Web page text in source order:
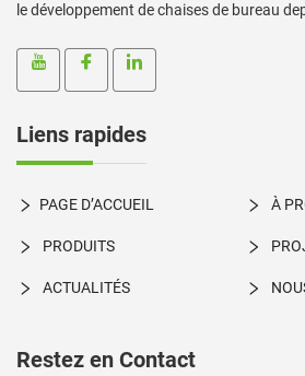
le développement de chaises de bureau
Liens rapides
PAGE D’ACCUEIL À
PRODUITS
ACTUALITÉS
Restez en Contact